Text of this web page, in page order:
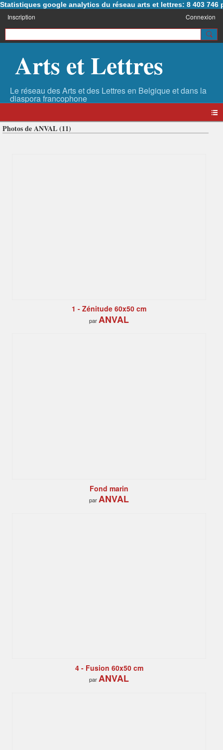
Statistiques google analytics du réseau arts et lettres: 8 403 746
Inscription Connexion
Arts et Lettres
Photos de ANVAL (11)
1 - Zénitude 60x50 cm
parANVAL
Fond marin
parANVAL
4 - Fusion 60x50 cm
parANVAL